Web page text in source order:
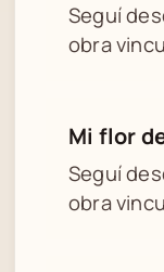
Seguí
obra
Mi flor
Seguí
obra